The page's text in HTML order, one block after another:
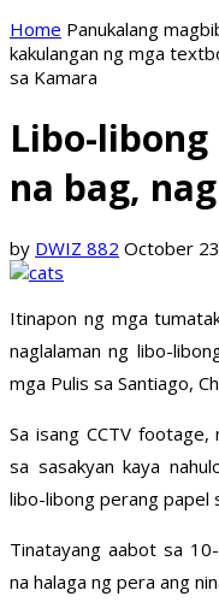
Home Panukalang
kakulangan ng mga
sa Kamara
Libo-
na bag,
by DWIZ 882 October
Itinapon ng mga
naglalaman ng libo-
mga Pulis sa Santiago,
Sa isang CCTV
sa sasakyan kaya
libo-libong perang papel
Tinatayang aabot sa
na halaga ng pera ang